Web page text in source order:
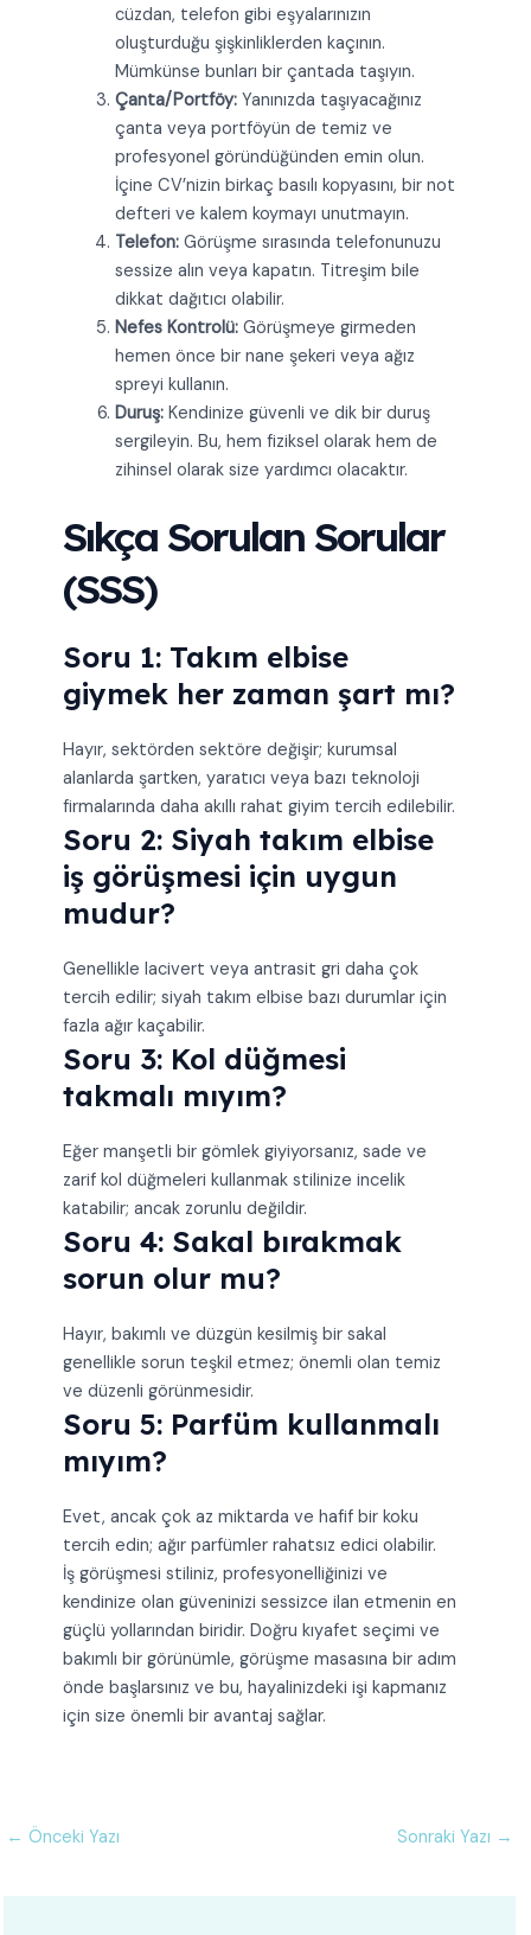
cüzdan, telefon gibi eşyalarınızın
oluşturduğu şişkinliklerden kaçının.
Mümkünse bunları bir çantada taşıyın.
Çanta/Portföy:Yanınızda taşıyacağınız
çanta veya portföyün de temiz ve
profesyonel göründüğünden emin olun.
İçine CV’nizin birkaç basılı kopyasını, bir not
defteri ve kalem koymayı unutmayın.
Telefon:Görüşme sırasında telefonunuzu
sessize alın veya kapatın. Titreşim bile
dikkat dağıtıcı olabilir.
Nefes Kontrolü:Görüşmeye girmeden
hemen önce bir nane şekeri veya ağız
spreyi kullanın.
Duruş:Kendinize güvenli ve dik bir duruş
sergileyin. Bu, hem fiziksel olarak hem de
zihinsel olarak size yardımcı olacaktır.
Sıkça Sorulan Sorular
(SSS)
Soru 1: Takım elbise
giymek her zaman şart mı?
Hayır, sektörden sektöre değişir; kurumsal
alanlarda şartken, yaratıcı veya bazı teknoloji
firmalarında daha akıllı rahat giyim tercih edilebilir.
Soru 2: Siyah takım elbise
iş görüşmesi için uygun
mudur?
Genellikle lacivert veya antrasit gri daha çok
tercih edilir; siyah takım elbise bazı durumlar için
fazla ağır kaçabilir.
Soru 3: Kol düğmesi
takmalı mıyım?
Eğer manşetli bir gömlek giyiyorsanız, sade ve
zarif kol düğmeleri kullanmak stilinize incelik
katabilir; ancak zorunlu değildir.
Soru 4: Sakal bırakmak
sorun olur mu?
Hayır, bakımlı ve düzgün kesilmiş bir sakal
genellikle sorun teşkil etmez; önemli olan temiz
ve düzenli görünmesidir.
Soru 5: Parfüm kullanmalı
mıyım?
Evet, ancak çok az miktarda ve hafif bir koku
tercih edin; ağır parfümler rahatsız edici olabilir.
İş görüşmesi stiliniz, profesyonelliğinizi ve
kendinize olan güveninizi sessizce ilan etmenin en
güçlü yollarından biridir. Doğru kıyafet seçimi ve
bakımlı bir görünümle, görüşme masasına bir adım
önde başlarsınız ve bu, hayalinizdeki işi kapmanız
için size önemli bir avantaj sağlar.
← Önceki Yazı Sonraki Yazı →